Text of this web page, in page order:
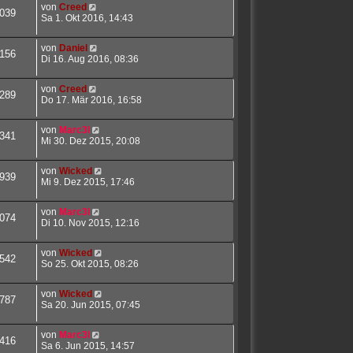
von Creed
Sa 1. Okt 2016, 14:43
von Daniel
Di 16. Aug 2016, 08:36
von Creed
Do 17. Mär 2016, 16:58
von Marc3l
Mi 30. Dez 2015, 20:08
von Wicked
Mi 9. Dez 2015, 17:46
von Marc3l
Di 10. Nov 2015, 12:16
von Wicked
So 25. Okt 2015, 08:26
von Wicked
Sa 20. Jun 2015, 07:45
von Marc3l
Sa 6. Jun 2015, 14:57